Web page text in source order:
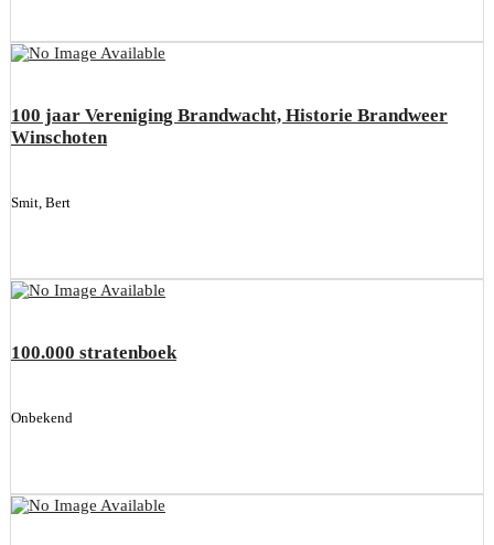
100 jaar Vereniging Brandwacht, Historie Brandweer
Winschoten
Smit, Bert
100.000 stratenboek
Onbekend